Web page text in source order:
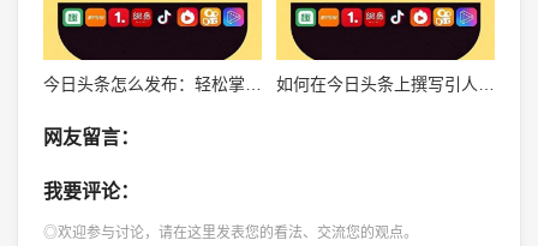
今日头条怎么发布：轻松掌握发布技巧，快速引爆流量 如何在今日头条上撰写引人注目的文章
网友留言：
我要评论：
◎欢迎参与讨论，请在这里发表您的看法、交流您的观点。